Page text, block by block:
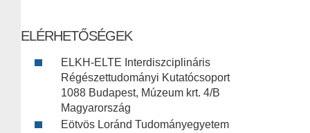
ELÉRHETŐSÉGEK
ELKH-ELTE Interdiszciplináris
Régészettudományi Kutatócsoport
1088 Budapest, Múzeum krt. 4/B
Magyarország
Eötvös Loránd Tudományegyetem